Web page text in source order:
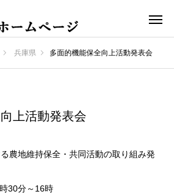
兵庫県 多面的機能保全向上活動発表会
上活動発表会
農地維持保全・共同活動の取り組み発
30分～16時